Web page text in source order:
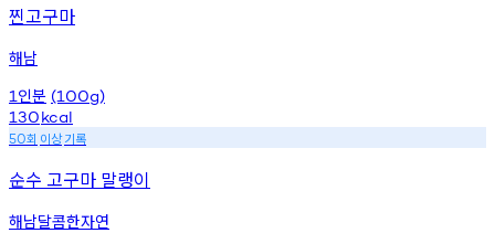
찐고구마
해남
1 인분 (100g)
130kcal
50회 이상기록
순수 고구마 말랭이
해남달콤한자연